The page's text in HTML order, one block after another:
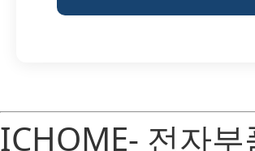
ICHOME- 전자